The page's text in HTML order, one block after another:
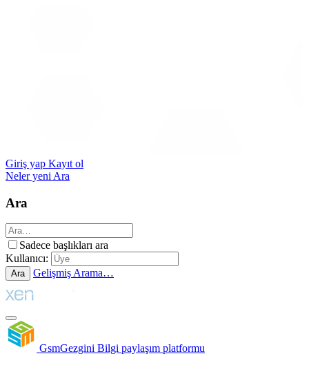
Giriş yap Kayıt ol
Neler yeni Ara
Ara
Sadece başlıkları ara
Kullanıcı:
Ara Gelişmiş Arama…
GsmGezgini Bilgi paylaşım platformu